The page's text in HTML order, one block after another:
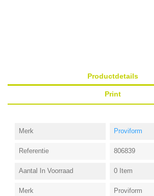
Productdetails
Print
Merk Proviform
Referentie 806839
Aantal In Voorraad 0 Item
Merk Proviform